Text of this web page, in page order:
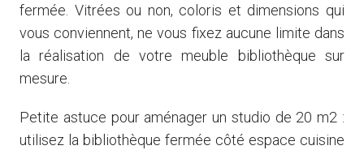
fermée. Vitrées ou non, coloris et dimensions qui
vous conviennent, ne vous fixez aucune limite dans
la réalisation de votre meuble bibliothèque sur
mesure.
Petite astuce pour aménager un studio de 20 m2 :
utilisez la bibliothèque fermée côté espace cuisine